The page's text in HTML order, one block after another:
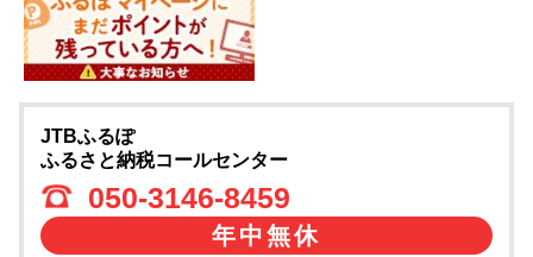
JTBふるぽ
ふるさと納税コールセンター
050-3146-8459
年中無休